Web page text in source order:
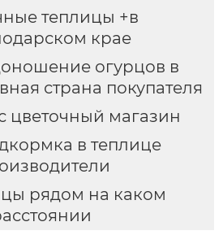
теплицы +в
крае
огурцов в
страна покупателя
цветочный магазин
в теплице
рядом на каком